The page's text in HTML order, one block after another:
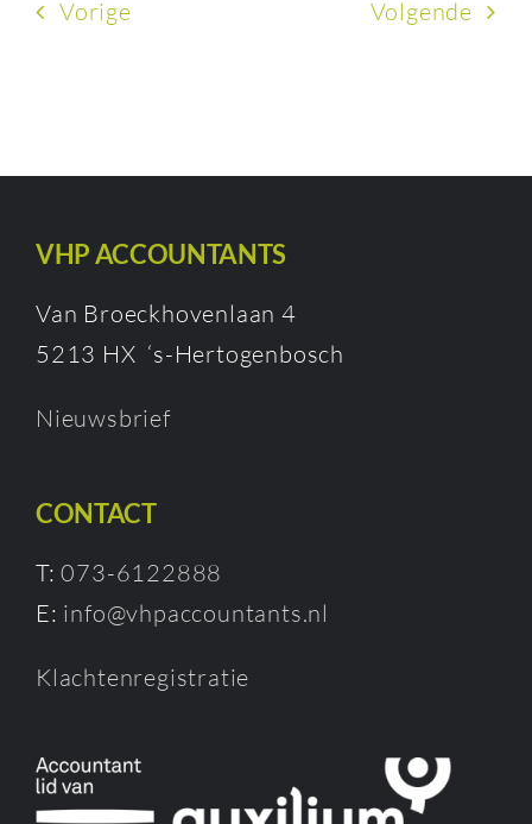
Vorige Volgende
VHP ACCOUNTANTS
Van Broeckhovenlaan 4
5213 HX ‘s-Hertogenbosch
Nieuwsbrief
CONTACT
T:073-6122888
E: info@vhpaccountants.nl
Klachtenregistratie